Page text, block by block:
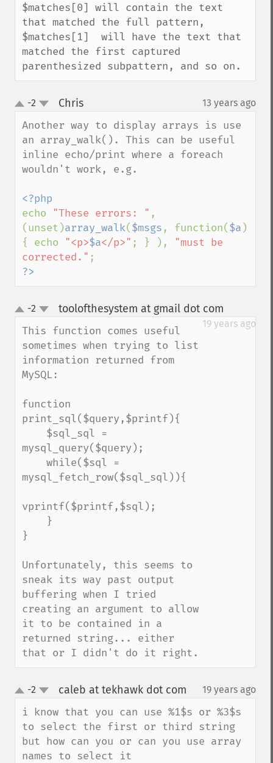
$matches[0] will contain the text
that matched the full pattern,
$matches[1]  will have the text that
matched the first captured
parenthesized subpattern, and so on.
up
down
-2 Chris¶ 13 years ago
Another way to display arrays is use
an array_walk(). This can be useful
inline echo/print where a foreach
wouldn't work, e.g.
echo
"These errors: " ,
(unset)array_walk($msgs , function($a )
{ echo
"<p>$a</p>" ; } ),
"must be
corrected."
?>
up
down
-2 toolofthesystem at gmail dot com
19 years ago
This function comes useful
sometimes when trying to list
information returned from
MySQL:
function
print_sql($query,$printf){
mysql_query($query);
mysql_fetch_row($sql_sql)){
vprintf($printf,$sql);
}
Unfortunately, this seems to
sneak its way past output
buffering when I tried
creating an argument to allow
it to be contained in a
returned string... either
that or I didn't do it right.
up
down
-2 caleb at tekhawk dot com 19 years ago
i know that you can use %1$s or %3$s
to select the first or third string
but how can you or can you use array
names to select it